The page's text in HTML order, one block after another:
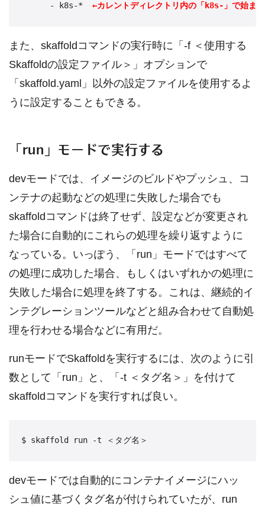
      - k8s-*
←カレントディレクトリ内の「k8s-」で始ま
また、skaffoldコマンドの実行時に「-f ＜使用する
Skaffoldの設定ファイル＞」オプションで
「skaffold.yaml」以外の設定ファイルを使用するよ
うに設定することもできる。
「run」モードで実行する
devモードでは、イメージのビルドやプッシュ、コ
ンテナの起動などの処理に失敗した場合でも
skaffoldコマンドは終了せず、設定などが変更され
た場合に自動的にこれらの処理を繰り返すように
なっている。いっぽう、「run」モードではすべて
の処理に成功した場合、もしくはいずれかの処理に
失敗した場合に処理を終了する。これは、継続的イ
ンテグレーションツールなどと組み合わせて自動処
理を行わせる場合などに有用だ。
runモードでSkaffoldを実行するには、次のように引
数として「run」と、「-t ＜タグ名＞」を付けて
skaffoldコマンドを実行すれば良い。
devモードでは自動的にコンテナイメージにハッ
シュ値に基づくタグ名が付けられていたが、run